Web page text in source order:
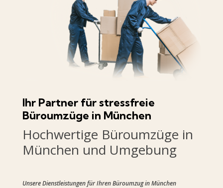
Ihr Partner für stressfreie
Büroumzüge in München
Hochwertige Büroumzüge in
München und Umgebung
Unsere Dienstleistungen für Ihren Büroumzug in München